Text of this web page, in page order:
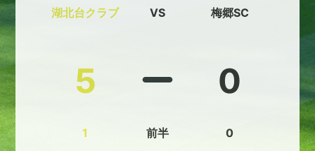
湖北台クラブ
5
1
VS
前半
梅郷SC
0
0